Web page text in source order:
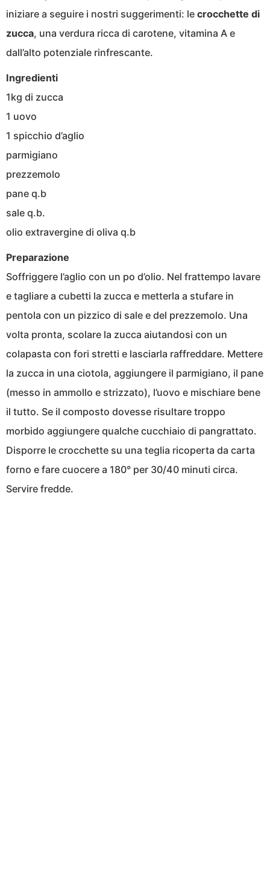
iniziare a seguire i nostri suggerimenti: le crocchette di
zucca, una verdura ricca di carotene, vitamina A e
dall’alto potenziale rinfrescante.
Ingredienti
1kg di zucca
1 uovo
1 spicchio d’aglio
parmigiano
prezzemolo
pane q.b
sale q.b.
olio extravergine di oliva q.b
Preparazione
Soffriggere l’aglio con un po d’olio. Nel frattempo lavare
e tagliare a cubetti la zucca e metterla a stufare in
pentola con un pizzico di sale e del prezzemolo. Una
volta pronta, scolare la zucca aiutandosi con un
colapasta con fori stretti e lasciarla raffreddare. Mettere
la zucca in una ciotola, aggiungere il parmigiano, il pane
(messo in ammollo e strizzato), l’uovo e mischiare bene
il tutto. Se il composto dovesse risultare troppo
morbido aggiungere qualche cucchiaio di pangrattato.
Disporre le crocchette su una teglia ricoperta da carta
forno e fare cuocere a 180° per 30/40 minuti circa.
Servire fredde.